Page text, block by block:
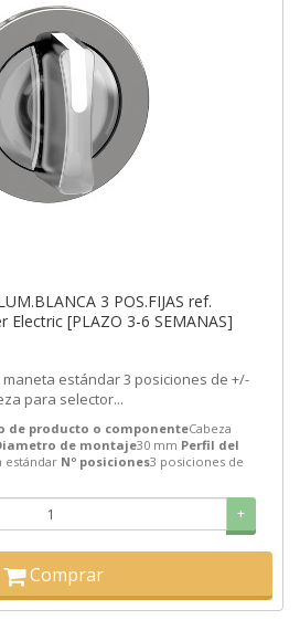
3 POS.FIJAS ref.
Electric [PLAZO 3-6 SEMANAS]
maneta estándar 3 posiciones de +/-
para selector...
de producto o componenteCabeza
de montaje30 mm Perfil del
estándar Nº posiciones3 posiciones de
+
Comprar